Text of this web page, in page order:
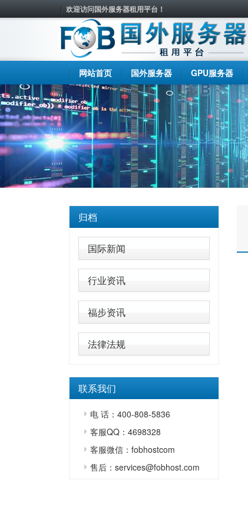
欢迎访问国外服务器租用平台！
网站首页 国外服务器 GPU服务器
归档
国际新闻
行业资讯
福步资讯
法律法规
联系我们
电 话：400-808-5836
客服QQ：4698328
客服微信：fobhostcom
售后：services@fobhost.com